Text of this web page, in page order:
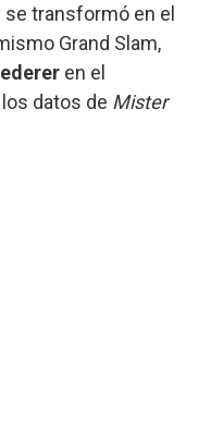
transformó en el
Grand Slam,
en el
datos de Mister